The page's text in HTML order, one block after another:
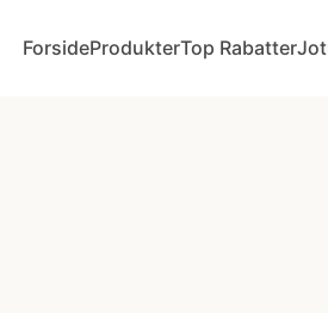
ForsideProdukterTop Rabatter